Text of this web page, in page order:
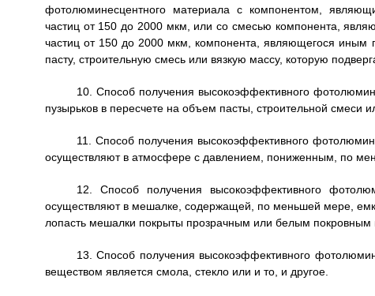
фотолюминесцентного материала с компонентом,
частиц от 150 до 2000 мкм, или со смесью компонента,
частиц от 150 до 2000 мкм, компонента, являющегося иным
пасту, строительную смесь или вязкую массу, которую
10. Способ получения высокоэффективного
пузырьков в пересчете на объем пасты, строительной смеси
11. Способ получения высокоэффективного
осуществляют в атмосфере с давлением, пониженным, по
12. Способ получения высокоэффективного
осуществляют в мешалке, содержащей, по меньшей мере,
лопасть мешалки покрыты прозрачным или белым покровным
13. Способ получения высокоэффективного
веществом является смола, стекло или и то, и другое.